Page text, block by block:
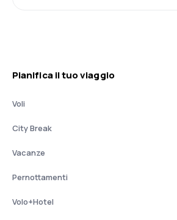
Pianifica il tuo viaggio
Voli
City Break
Vacanze
Pernottamenti
Volo+Hotel